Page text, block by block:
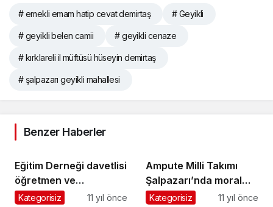
# emekli emam hatip cevat demirtaş # Geyikli
# geyikli belen camii # geyikli cenaze
# kırklareli il müftüsü hüseyin demirtaş
# şalpazarı geyikli mahallesi
Benzer Haberler
Eğitim Derneği davetlisi
öğretmen ve
öğrenciler İstanbul’a
Kategorisiz 11 yıl önce
Ampute Milli Takımı
Şalpazarı’nda moral
buldu
Kategorisiz 11 yıl önce